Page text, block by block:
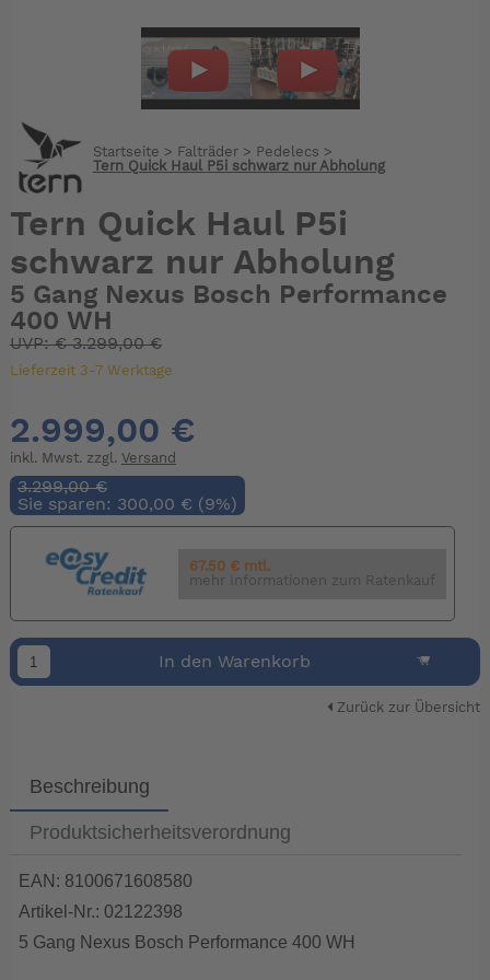
Startseite > Falträder> Pedelecs >
Tern Quick Haul P5i schwarz nur Abholung
Tern Quick Haul P5i
schwarz nur Abholung
5 Gang Nexus Bosch Performance
400 WH
UVP:€3.299,00 €
Lieferzeit 3-7 Werktage
2.999,00 €
inkl. Mwst. zzgl. Versand
3.299,00 €
Sie sparen: 300,00 € (9%)
67.50 € mtl.
mehr Informationen zum Ratenkauf
In den Warenkorb
Zurück zur Übersicht
Beschreibung
Produktsicherheitsverordnung
EAN: 8100671608580
Artikel-Nr.: 02122398
5 Gang Nexus Bosch Performance 400 WH